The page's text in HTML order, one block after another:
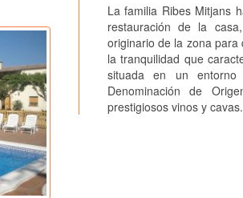
La familia Ribes Mitjans
restauración de la
originario de la zona
la tranquilidad que
situada en un
Denominación de
prestigiosos vinos y